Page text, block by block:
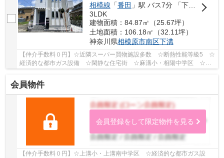
相模線 「番田 」駅 バス7分 「下原橋（神奈川県）」 停歩5分
3LDK
建物面積：84.87㎡（25.67坪）
土地面積：106.18㎡（32.11坪）
神奈川県相模原市南区下溝
【仲介手数料０円】☆近隣スーパー買物施設多数 ☆断熱性能等級5 ☆
経済的な都市ガス設備 ☆閑静な住宅街 ☆麻溝小・相陽中学区 ☆制
震装置『マモリー』使用住宅♪ 【相模原市南区の新築...
会員物件
会員登録をして限定物件を見る
【仲介手数料０円】☆上溝小・上溝南中学区 ☆経済的な都市ガス設